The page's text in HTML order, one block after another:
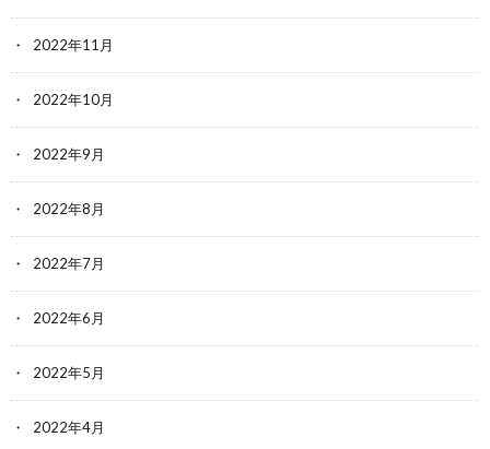
2022年11月
2022年10月
2022年9月
2022年8月
2022年7月
2022年6月
2022年5月
2022年4月